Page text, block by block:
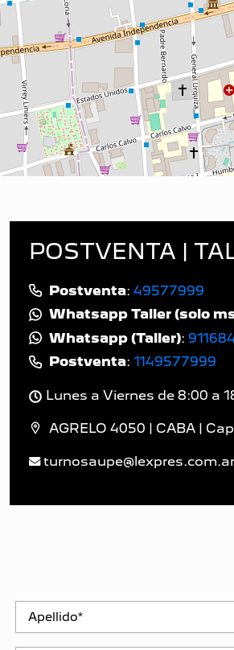
POSTVENTA |
Postventa: 49577999
Whatsapp Taller (solo
Whatsapp (Taller):
Postventa: 1149577999
Lunes a Viernes de 8:00 a
AGRELO 4050 | CABA |
turnosaupe@lexpres.com.ar